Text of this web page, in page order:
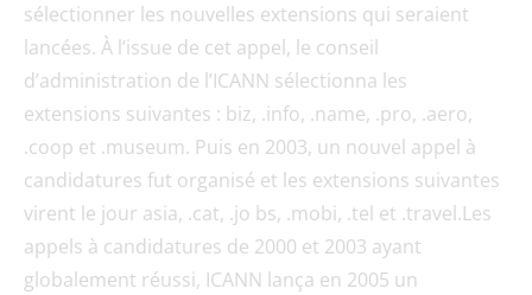
sélectionner les nouvelles extensions qui seraient
lancées. À l’issue de cet appel, le conseil
d’administration de l’ICANN sélectionna les
extensions suivantes : biz, .info, .name, .pro, .aero,
.coop et .museum. Puis en 2003, un nouvel appel à
candidatures fut organisé et les extensions suivantes
virent le jour asia, .cat, .jo bs, .mobi, .tel et .travel.Les
appels à candidatures de 2000 et 2003 ayant
globalement réussi, ICANN lança en 2005 un